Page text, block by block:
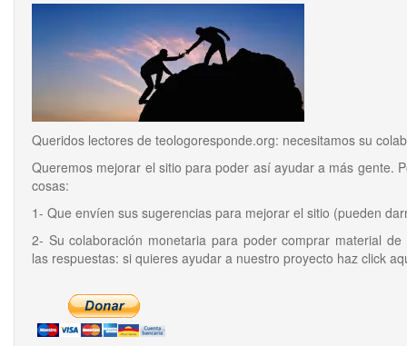
Queridos lectores de teologoresponde.org: necesitamos su
Queremos mejorar el sitio para poder así ayudar a más gente.
cosas:
1- Que envíen sus sugerencias para mejorar el sitio (pueden
2- Su colaboración monetaria para poder comprar material
las respuestas: si quieres ayudar a nuestro proyecto haz click